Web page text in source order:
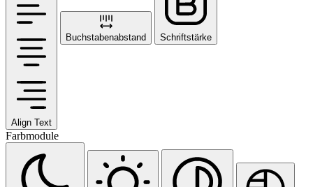
Align Text
Buchstabenabstand Schriftstärke
Farbmodule